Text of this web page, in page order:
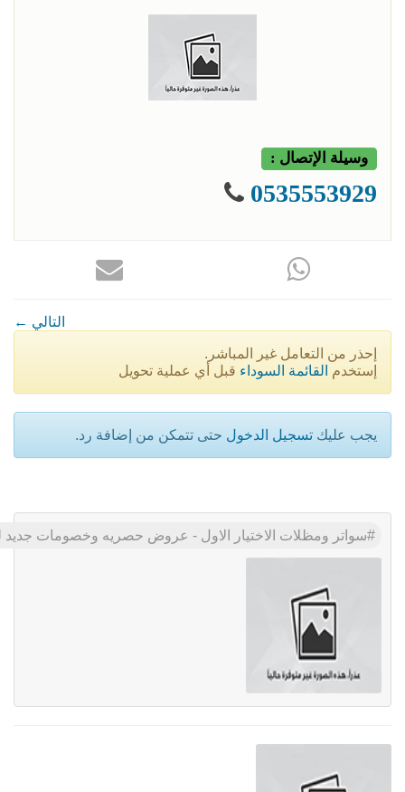
وسيلة الإتصال :
0535553929
← التالي
إحذر من التعامل غير المباشر.
إستخدم القائمة السوداء قبل أي عملية تحويل
يجب عليك تسجيل الدخول حتى تتمكن من إضافة رد.
سواتر ومظلات الاختيار الاول - عروض حصريه وخصومات جديد للمظلات والسواتر - 0535553929 - اشكال حديثة - تركيب